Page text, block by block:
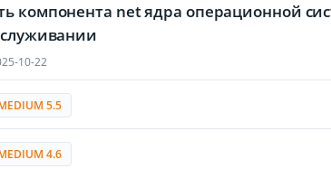
компонента net ядра операционной
10-22
5.5
4.6